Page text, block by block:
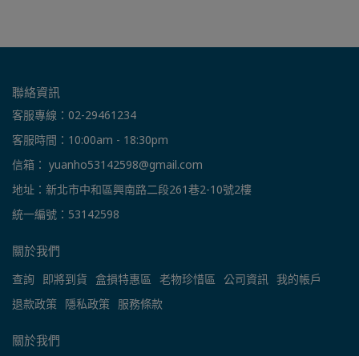
聯絡資訊
客服專線：02-29461234
客服時間：10:00am - 18:30pm
信箱： yuanho53142598@gmail.com
地址：新北市中和區興南路二段261巷2-10號2樓
統一編號：53142598
關於我們
查詢 即將到貨 盒損特惠區 老物珍惜區 公司資訊 我的帳戶
退款政策 隱私政策 服務條款
關於我們